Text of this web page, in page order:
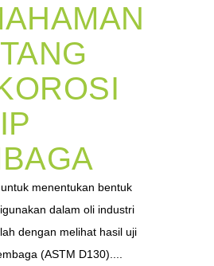
menentukan bentuk
dalam oli industri
dengan melihat hasil uji
(ASTM D130)....